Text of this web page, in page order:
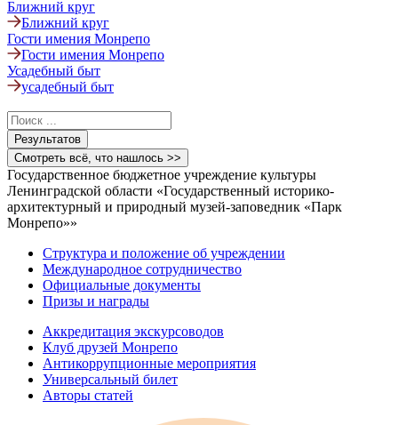
Ближний круг
Ближний круг
Гости имения Монрепо
Гости имения Монрепо
Усадебный быт
усадебный быт
Search
...Результатов
Смотреть всё, что нашлось >>
Государственное бюджетное учреждение культуры
Ленинградской области «Государственный историко-
архитектурный и природный музей-заповедник «Парк
Монрепо»»
Структура и положение об учреждении
Международное сотрудничество
Официальные документы
Призы и награды
Аккредитация экскурсоводов
Клуб друзей Монрепо
Антикоррупционные мероприятия
Универсальный билет
Авторы статей